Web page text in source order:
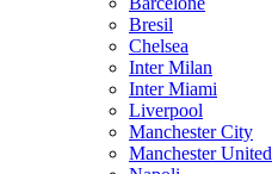
Bresil
Chelsea
Inter Milan
Inter Miami
Liverpool
Manchester City
Manchester United